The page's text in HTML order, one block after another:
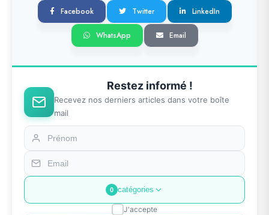
Facebook Twitter LinkedIn
WhatsApp Email
Restez informé !
Recevez nos derniers articles dans votre boîte
mail
0 catégories
J'accepte